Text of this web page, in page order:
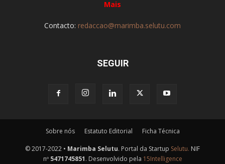
Mais
Contacto: redaccao@marimba.selutu.com
SEGUIR
Sobre nós Estatuto Editorial Ficha Técnica
© 2017-2022 • Marimba Selutu. Portal da Startup Selutu. NIF
nº 5471745851. Desenvolvido pela 15Intelligence